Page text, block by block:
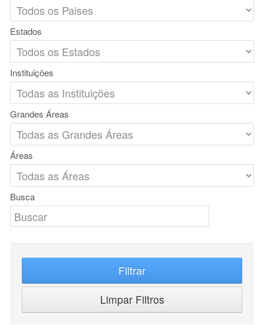
Estados
Instituições
Grandes Áreas
Áreas
Busca
Filtrar
Limpar Filtros